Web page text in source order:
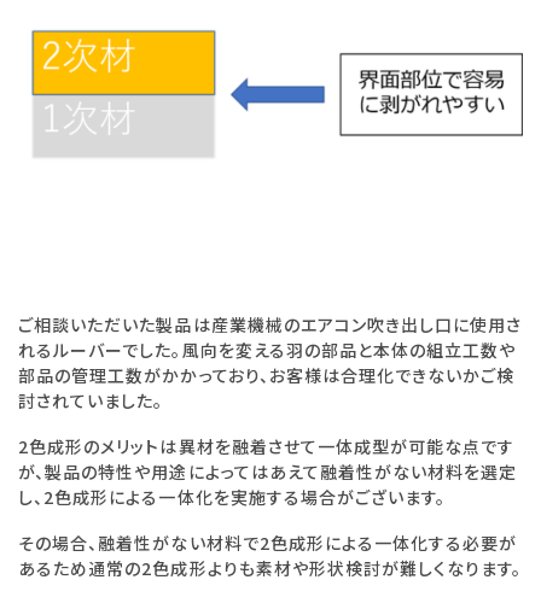
ご相談いただいた製品は産業機械のエアコン吹き出し口に使用さ
れるルーバーでした。風向を変える羽の部品と本体の組立工数や
部品の管理工数がかかっており、お客様は合理化できないかご検
討されていました。
2色成形のメリットは異材を融着させて一体成型が可能な点です
が、製品の特性や用途によってはあえて融着性がない材料を選定
し、2色成形による一体化を実施する場合がございます。
その場合、融着性がない材料で2色成形による一体化する必要が
あるため通常の2色成形よりも素材や形状検討が難しくなります。